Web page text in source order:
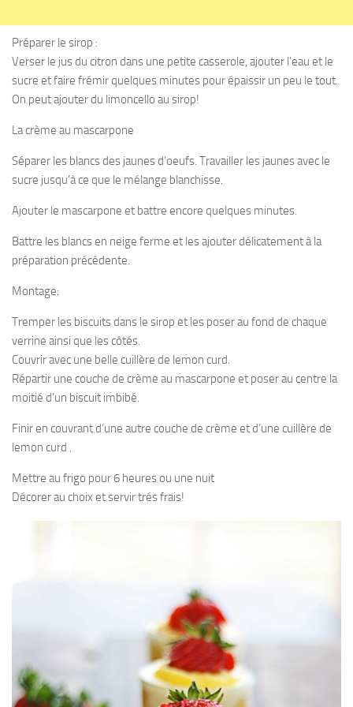
Préparer le sirop :
Verser le jus du citron dans une petite casserole, ajouter l’eau et le
sucre et faire frémir quelques minutes pour épaissir un peu le tout.
On peut ajouter du limoncello au sirop!
La crème au mascarpone
Séparer les blancs des jaunes d’oeufs. Travailler les jaunes avec le
sucre jusqu’à ce que le mélange blanchisse.
Ajouter le mascarpone et battre encore quelques minutes.
Battre les blancs en neige ferme et les ajouter délicatement à la
préparation précédente.
Montage:
Tremper les biscuits dans le sirop et les poser au fond de chaque
verrine ainsi que les côtés.
Couvrir avec une belle cuillère de lemon curd.
Répartir une couche de crème au mascarpone et poser au centre la
moitié d’un biscuit imbibé.
Finir en couvrant d’une autre couche de crème et d’une cuillère de
lemon curd .
Mettre au frigo pour 6 heures ou une nuit
Décorer au choix et servir trés frais!